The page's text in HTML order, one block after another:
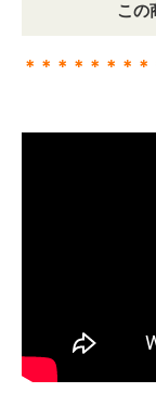
この
＊＊＊＊＊＊＊